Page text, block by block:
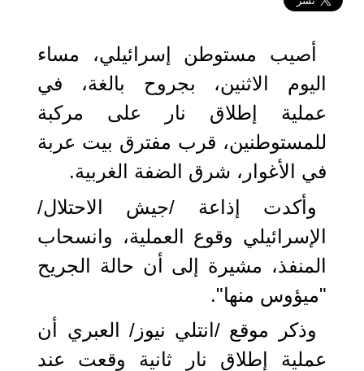
أصيب مستوطن إسرائيلي، مساء
اليوم الاثنين، بجروح بالغة، في
عملية إطلاق نار على مركبة
للمستوطنين، قرب مفترق بيت عربة
في الأغوار، شرق الضفة الغربية.
وأكدت إذاعة /جيش الاحتلال/
الإسرائيلي وقوع العملية، وانسحاب
المنفذ، مشيرة إلى أن حالة الجريح
"ميؤوس منها".
وذكر موقع /انتلي نيوز/ العبري أن
عملية إطلاق نار ثانية وقعت عند